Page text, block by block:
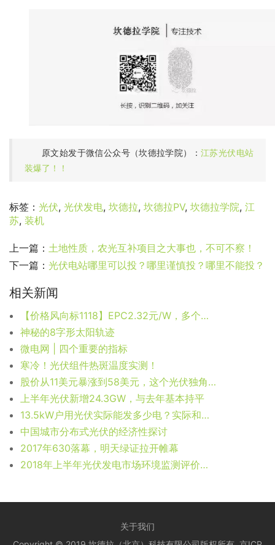
原文始发于微信公众号（坎德拉学院）：江苏光伏电站
装爆了！！
标签： 光伏, 光伏发电, 坎德拉, 坎德拉PV, 坎德拉学院, 江
苏, 装机
上一篇： 土地性质，农光互补项目之大事也，不可不察！
下一篇： 光伏电站哪里可以投？哪里谨慎投？哪里不能投？
相关新闻
【价格风向标1118】EPC2.32元/W，多个项目组件中标信息，近期光伏设备、EPC、监理等价格信息
神秘的8字形太阳轨迹
微电网 | 四个重要的指标
寒冷！光伏组件热斑温度实测！
股价从11美元暴涨到58美元，这个光伏独角兽凭什么赢得投资者青睐？
上半年光伏新增24.3GW，与去年基本持平
13.5kW户用光伏实际能发多少电？实际和理论对比！
中国城市分布式光伏的经济性探讨
2017年630落幕，明天绿证拉开帷幕
2018年上半年光伏发电市场环境监测评价结果
关于我们